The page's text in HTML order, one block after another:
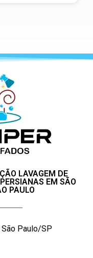
LAVAGEM DE
EM SÃO
PAULO
São Paulo/SP